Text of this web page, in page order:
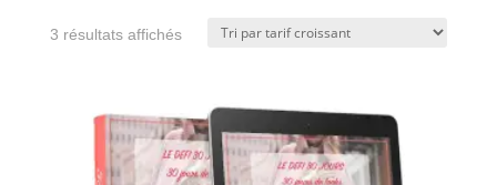
3 résultats affichésTrié
croissant